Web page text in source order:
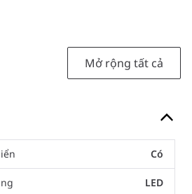
Mở rộng tất cả
Có
LED